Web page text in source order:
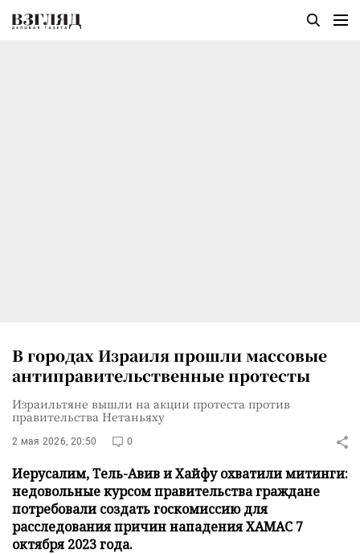
В городах Израиля прошли массовые
антиправительственные протесты
Израильтяне вышли на акции протеста против
правительства Нетаньяху
2 мая 2026, 20:50 0
Иерусалим, Тель-Авив и Хайфу охватили митинги:
недовольные курсом правительства граждане
потребовали создать госкомиссию для
расследования причин нападения ХАМАС 7
октября 2023 года.